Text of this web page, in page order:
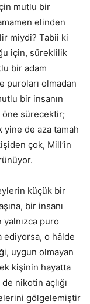
mutlu bir
elinden
miydi? Tabii ki
için, süreklilik
bir adam
puroları olmadan
bir insanın
öne sürecektir;
yine de aza tamah
çok, Mill’in
küçük bir
bir insanı
puro
o hâlde
uygun olmayan
kişinin hayatta
nikotin açlığı
gölgelemiştir